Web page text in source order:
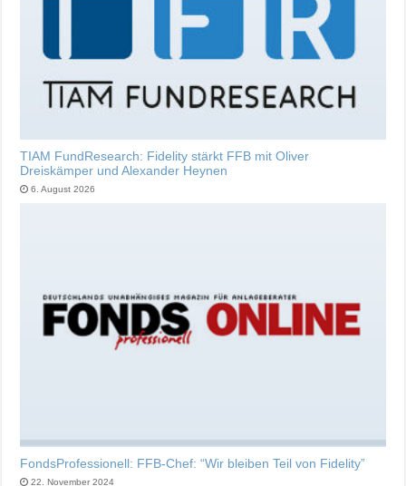
TIAM FundResearch: Fidelity stärkt FFB mit Oliver
Dreiskämper und Alexander Heynen
6. August 2026
FondsProfessionell: FFB-Chef: “Wir bleiben Teil von Fidelity”
22. November 2024